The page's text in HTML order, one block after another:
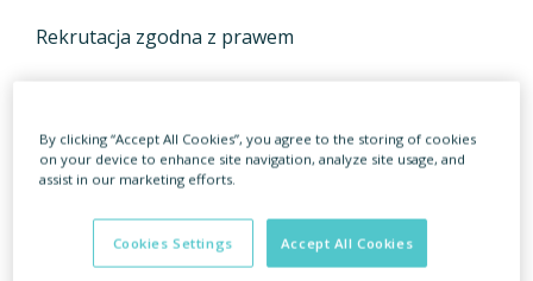
Rekrutacja zgodna z prawem
Aż 8 na 10 rekruterów przygotowujących
ogłoszenie o pracę prosi kandydatów o zgodę
na przetwarzanie danych osobowych – wynika
z ankiety zrealizowanej wśród przedstawicieli
działów HR. Ale czy rzeczywiście jest to
By clicking “Accept All Cookies”, you agree to the storing of cookies
on your device to enhance site navigation, analyze site usage, and
assist in our marketing efforts.
Accept All Cookies
Cookies Settings